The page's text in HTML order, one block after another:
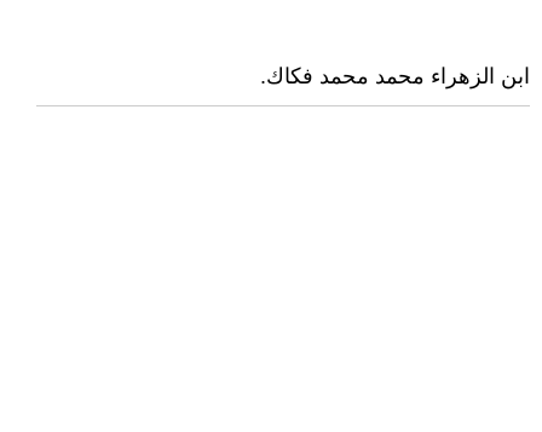
ابن الزهراء محمد محمد فكاك.